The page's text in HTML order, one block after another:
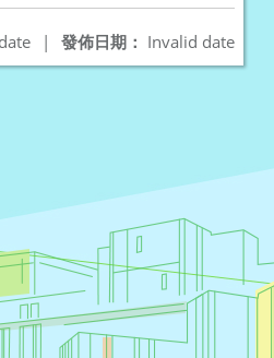
發佈日期： Invalid date
|